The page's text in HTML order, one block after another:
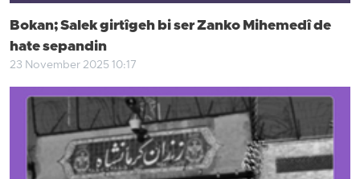
Bokan; Salek girtîgeh bi ser Zanko Mihemedî de
hate sepandin
23 November 2025 10:17